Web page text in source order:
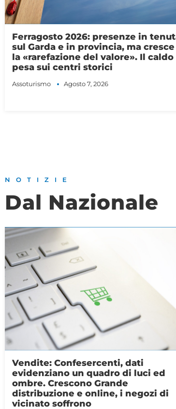
Turismo: Assoturismo-CST, ad
agosto presenze in crescita.
Previsti 96,7 milioni di
pernottamenti, il caldo spinge le
NOTIZIE
Dal Nazionale
Istat: Confesercenti, segnali di
miglioramento per Pil, fiducia e
inflazione. Ora misure per
sostenere la crescita e la domanda
interna